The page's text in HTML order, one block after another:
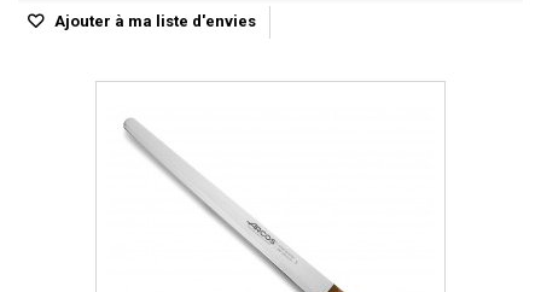
Ajouter à ma liste d'envies